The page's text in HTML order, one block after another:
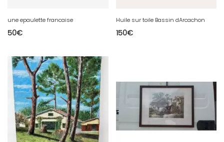
une epaulette francaise
50€
Huile sur toile Bassin dArcachon
150€